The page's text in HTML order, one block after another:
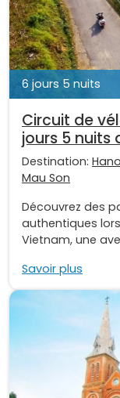
6 jours 5 nuits
Circuit de
jours 5 nuits
Destination:
Mau Son
Découvrez des
authentiques
Vietnam, une
Savoir plus